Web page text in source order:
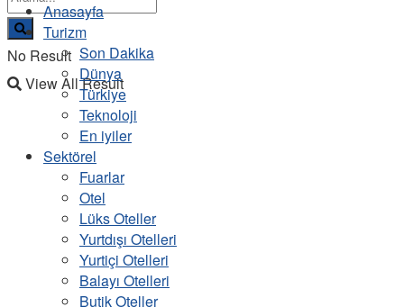
No Result
View All Result
Anasayfa
Turizm
Son Dakika
Dünya
Türkiye
Teknoloji
En iyiler
Sektörel
Fuarlar
Otel
Lüks Oteller
Yurtdışı Otelleri
Yurtiçi Otelleri
Balayı Otelleri
Butik Oteller